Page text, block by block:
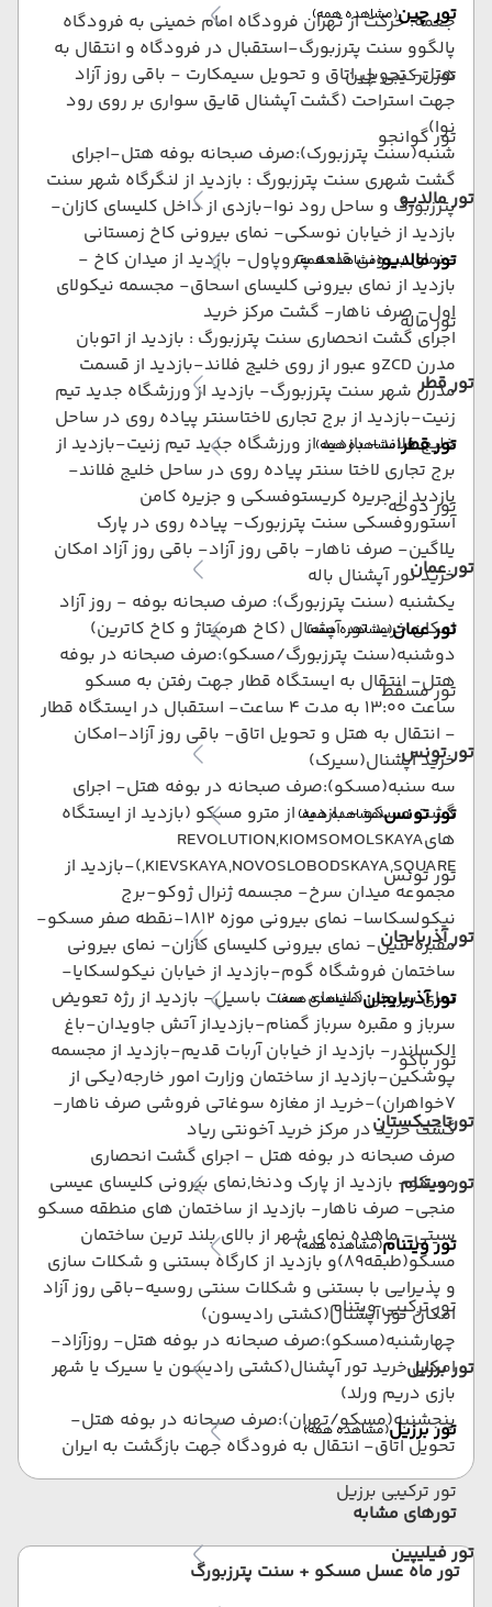
تور چین(مشاهده همه)
تور ترکیبی چین
تور گوانجو
تور مالدیو
تور مالدیو(مشاهده همه)
تور ماله
تور قطر
تور قطر(مشاهده همه)
تور دوحه
تور عمان
تور عمان(مشاهده همه)
تور مسقط
تور تونس
تور تونس(مشاهده همه)
تور تونس
تور آذربایجان
تور آذربایجان(مشاهده همه)
تور باکو
تورتاجیکستان
تور ویتنام
تور ویتنام(مشاهده همه)
تور ترکیبی ویتنام
تور برزیل
تور برزیل(مشاهده همه)
تور ترکیبی برزیل
تور فیلیپین
جعمه: حرکت از تهران فرودگاه امام خمینی به فرودگاه
پالگوو سنت پترزبورگ-استقبال در فرودگاه و انتقال به
هتل- تحویل اتاق و تحویل سیمکارت - باقی روز آزاد
جهت استراحت (گشت آپشنال قایق سواری بر روی رود
نوا)
شنبه(سنت پترزبورک):صرف صبحانه بوفه هتل-اجرای
گشت شهری سنت پترزبورگ : بازدید از لنگرگاه شهر سنت
پترزبورگ و ساحل رود نوا-بازدی از داخل کلیسای کازان-
بازدید از خیابان نوسکی- نمای بیرونی کاخ زمستانی
-نمای بیرونی قلعه پتروپاول- بازدید از میدان کاخ -
بازدید از نمای بیرونی کلیسای اسحاق- مجسمه نیکولای
اول- صرف ناهار- گشت مرکز خرید
اجرای گشت انحصاری سنت پترزبورگ : بازدید از اتوبان
مدرن ZCDو عبور از روی خلیج فلاند-بازدید از قسمت
مدرن شهر سنت پترزبورگ- بازدید از ورزشگاه جدید تیم
زنیت-بازدید از برج تجاری لاختاسنتر پیاده روی در ساحل
خلیج فلاند- بازدید از ورزشگاه جدید تیم زنیت-بازدید از
برج تجاری لاختا سنتر پیاده روی در ساحل خلیج فلاند-
بازدید از جریره کریستوفسکی و جزیره کامن
آستوروفسکی سنت پترزبورک- پیاده روی در پارک
یلاگین- صرف ناهار- باقی روز آزاد- باقی روز آزاد امکان
خرید نور آپشنال باله
یکشنبه (سنت پترزبورگ): صرف صبحانه بوفه - روز آزاد
امکان خرید تور آپشنال (کاخ هرمیتاژ و کاخ کاترین)
دوشنبه(سنت پترزبورگ/مسکو):صرف صبحانه در بوفه
هتل- انتقال به ایستگاه قطار جهت رفتن به مسکو
ساعت 13:00 به مدت 4 ساعت- استقبال در ایستگاه قطار
- انتقال به هتل و تحویل اتاق- باقی روز آزاد-امکان
خرید آپشنال(سیرک)
سه سنبه(مسکو):صرف صبحانه در بوفه هتل- اجرای
گشت مسکو - بازدید از مترو مسکو (بازدید از ایستگاه
هایREVOLUTION,KIOMSOMOLSKAYA
,KIEVSKAYA,NOVOSLOBODSKAYA,SQUARE)-بازدید از
مجموعه میدان سرخ- مجسمه ژنرال ژوکو-برج
نیکولسکاسا- نمای بیرونی موزه 1812-نقطه صفر مسکو-
مقبره لنین- نمای بیرونی کلیسای کازان- نمای بیرونی
ساختمان فروشگاه گوم-بازدید از خیابان نیکولسکایا-
نمای بیرونی کلیسای سنت باسیل- بازدید از رژه تعویض
سرباز و مقبره سرباز گمنام-بازدیداز آتش جاویدان-باغ
الکساندر- بازدید از خیابان آربات قدیم-بازدید از مجسمه
پوشکین-بازدید از ساختمان وزارت امور خارجه(یکی از
7خواهران)-خرید از مغازه سوغاتی فروشی صرف ناهار-
گشت خرید در مرکز خرید آخونتی ریاد
صرف صبحانه در بوفه هتل - اجرای گشت انحصاری
مسکو- بازدید از پارک ودنخا,نمای بیرونی کلیسای عیسی
منجی- صرف ناهار- بازدید از ساختمان های منطقه مسکو
سیتی- ماهده نمای شهر از بالای بلند ترین ساختمان
مسکو(طبقه89)و بازدید از کارگاه بستنی و شکلات سازی
و پذیرایی با بستنی و شکلات سنتی روسیه-باقی روز آزاد
امکان تور آپشنال(کشتی رادیسون)
چهارشنبه(مسکو):صرف صبحانه در بوفه هتل- روزآزاد-
امکان خرید تور آپشنال(کشتی رادیسون یا سیرک یا شهر
بازی دریم ورلد)
پنجشنبه(مسکو/تهران):صرف صبحانه در بوفه هتل-
تحویل اتاق- انتقال به فرودگاه جهت بازگشت به ایران
تورهای مشابه
تور ماه عسل مسکو + سنت پترزبورگ